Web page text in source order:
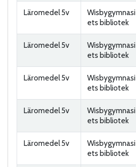
Läromedel 5v
Wisbygymnasi
ets bibliotek
Läromedel 5v
Wisbygymnasi
ets bibliotek
Läromedel 5v
Wisbygymnasi
ets bibliotek
Läromedel 5v
Wisbygymnasi
ets bibliotek
Läromedel 5v
Wisbygymnasi
ets bibliotek